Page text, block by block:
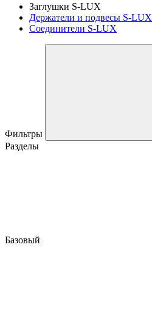
Заглушки S-LUX
Держатели и подвесы S-LUX
Соединители S-LUX
Фильтры
Разделы
Базовый